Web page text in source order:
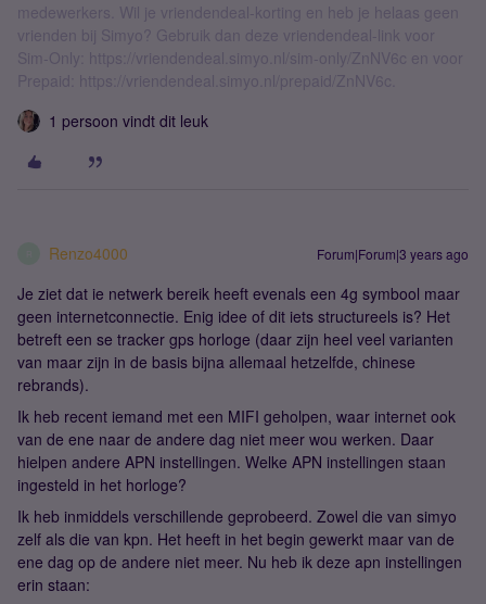
medewerkers. Wil je vriendendeal-korting en heb je helaas geen
vrienden bij Simyo? Gebruik dan deze vriendendeal-link voor
Sim-Only: https://vriendendeal.simyo.nl/sim-only/ZnNV6c en voor
Prepaid: https://vriendendeal.simyo.nl/prepaid/ZnNV6c.
1 persoon vindt dit leuk
Renzo4000 Forum|Forum|3 years ago
Je ziet dat ie netwerk bereik heeft evenals een 4g symbool maar
geen internetconnectie. Enig idee of dit iets structureels is? Het
betreft een se tracker gps horloge (daar zijn heel veel varianten
van maar zijn in de basis bijna allemaal hetzelfde, chinese
rebrands).
Ik heb recent iemand met een MIFI geholpen, waar internet ook
van de ene naar de andere dag niet meer wou werken. Daar
hielpen andere APN instellingen. Welke APN instellingen staan
ingesteld in het horloge?
Ik heb inmiddels verschillende geprobeerd. Zowel die van simyo
zelf als die van kpn. Het heeft in het begin gewerkt maar van de
ene dag op de andere niet meer. Nu heb ik deze apn instellingen
erin staan: